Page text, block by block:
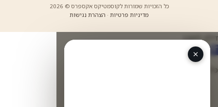
כל הזכויות שמורות לקוסמטיקס אקספרס © 2026
מדיניות פרטיות · הצהרת נגישות
דילוג לתוכן
פתח סרגל נגישות
כלי נגישות